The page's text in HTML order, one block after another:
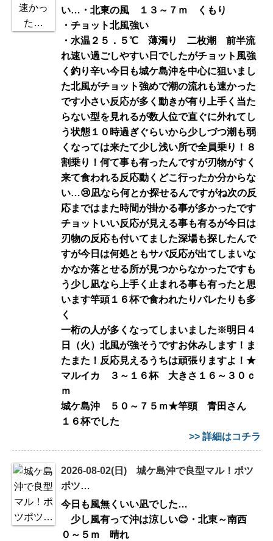
い…・北東の風 １３～７ｍ くもり
・チョット北風強い
・水温２５．５℃ 薄濁り 二枚潮 前半流
れ速い過ごしやすい日でしたがチョット風強
く釣り辛い今日も城ケ島沖を中心に狙いまし
た北風がチョット強めで潮の流れも速かった
です小さい反応が多く動きが有り上手く当た
らない型を見れるが数人位で直ぐに外れてし
う状態１０時過ぎぐらいから少しづつ潮も弱
くなっては来たて少し浅い所で全員乗り！８
割乗り！何て事も有ったんですが刃物がすく
来て食われる反応動くどこ行ったか分からな
い…😢凪なら何とか探せるんですがね次の反
応まではまた時間が掛かる事が多かったです
チョットいい反応が見える事も有るが今日は
刃物の反応も付いてました深場も探したんで
すが今日は何処ともサバ反応が出てしまいな
かなか落とせる所が見つからなかったですも
う少し凪なら上手く止まれる事も有ったと思
います竿頭１６杯で食われたりバレたりも多
く
一桁の人が多くなってしまいました※明日４
日（火）北風が強そうですお休みします！ま
たまた！反応見えるうちは頑張りますよ！★
マルイカ ３～１６杯 大きさ１６～３０ｃ
ｍ
城ケ島沖 ５０～７５ｍ★竿頭 青田さん
１６杯でした
>> 詳細はコチラ
2026-08-02(日) 城ケ島沖で良型マル！ポツ
ポツ…
今日も風無くいい凪でした…
少し風有って沖は涼しい😊・北東～南西
０～５ｍ 晴れ